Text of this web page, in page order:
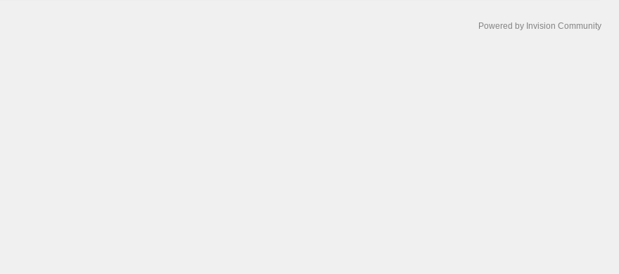
Powered by Invision Community